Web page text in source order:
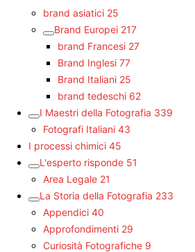
brand asiatici 25
Brand Europei 217
brand Francesi 27
Brand Inglesi 77
Brand Italiani 25
brand tedeschi 62
I Maestri della Fotografia 339
Fotografi Italiani 43
I processi chimici 45
L'esperto risponde 51
Area Legale 21
La Storia della Fotografia 233
Appendici 40
Approfondimenti 29
Curiosità Fotografiche 9